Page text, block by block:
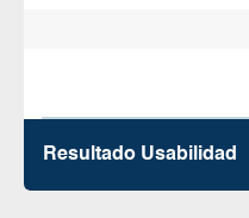
Resultado Usabilidad